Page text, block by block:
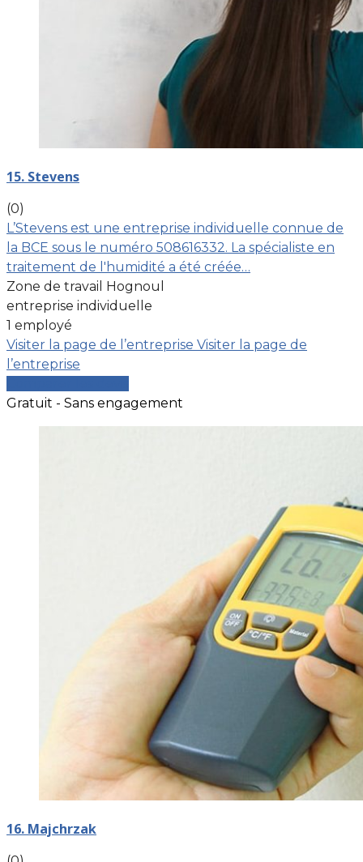
15. Stevens
(0)
L’Stevens est une entreprise individuelle connue de
la BCE sous le numéro 508616332. La spécialiste en
traitement de l'humidité a été créée…
Zone de travail Hognoul
entreprise individuelle
1 employé
Visiter la page de l’entreprise Visiter la page de
l’entreprise
Gratuit - Sans engagement
16. Majchrzak